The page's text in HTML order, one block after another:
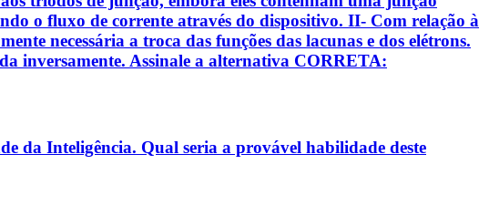
o fluxo de corrente através do dispositivo. II- Com relação à
necessária a troca das funções das lacunas e dos elétrons.
inversamente. Assinale a alternativa CORRETA:
da Inteligência. Qual seria a provável habilidade deste